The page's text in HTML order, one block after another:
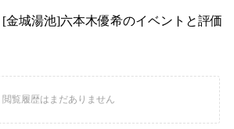
[金城湯池]六本木優希のイベントと評価